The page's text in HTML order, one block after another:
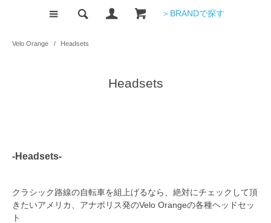
＞BRANDで探す
Velo Orange / Headsets
Headsets
-Headsets-
クラシック路線の自転車を組上げるなら、絶対にチェックして頂
きたいアメリカ、アナポリス発のVelo Orangeの各種ヘッドセッ
ト